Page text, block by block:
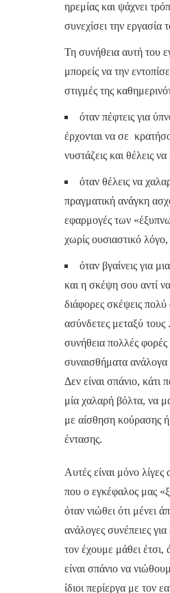
ηρεμίας και ψάχνει
συνεχίσει την εργασία
Τη συνήθεια αυτή του
μπορείς να την
στιγμές της
όταν πέφτεις για
έρχονται να σε
νυστάζεις και θέλεις να
όταν θέλεις να
πραγματική ανάγκη
εφαρμογές των
χωρίς ουσιαστικό λόγο,
όταν βγαίνεις για
και η σκέψη σου αντί
διάφορες σκέψεις
ασύνδετες μεταξύ
συνήθεια πολλές φορές
συναισθήματα ανάλογα
Δεν είναι σπάνιο, κάτι
μία χαλαρή βόλτα, να
με αίσθηση κούρασης
έντασης.
Αυτές είναι μόνο λίγες
που ο εγκέφαλος μας
όταν νιώθει ότι μένει
ανάλογες συνέπειες
τον έχουμε μάθει
είναι σπάνιο να
ίδιοι περίεργα με τον